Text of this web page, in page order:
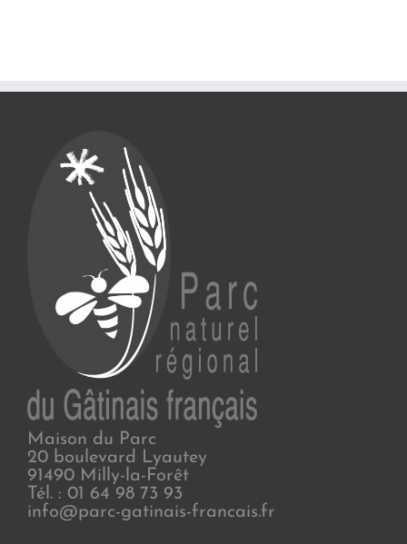
Maison du Parc
20 boulevard Lyautey
91490 Milly-la-Forêt
Tél. : 01 64 98 73 93
info@parc-gatinais-francais.fr